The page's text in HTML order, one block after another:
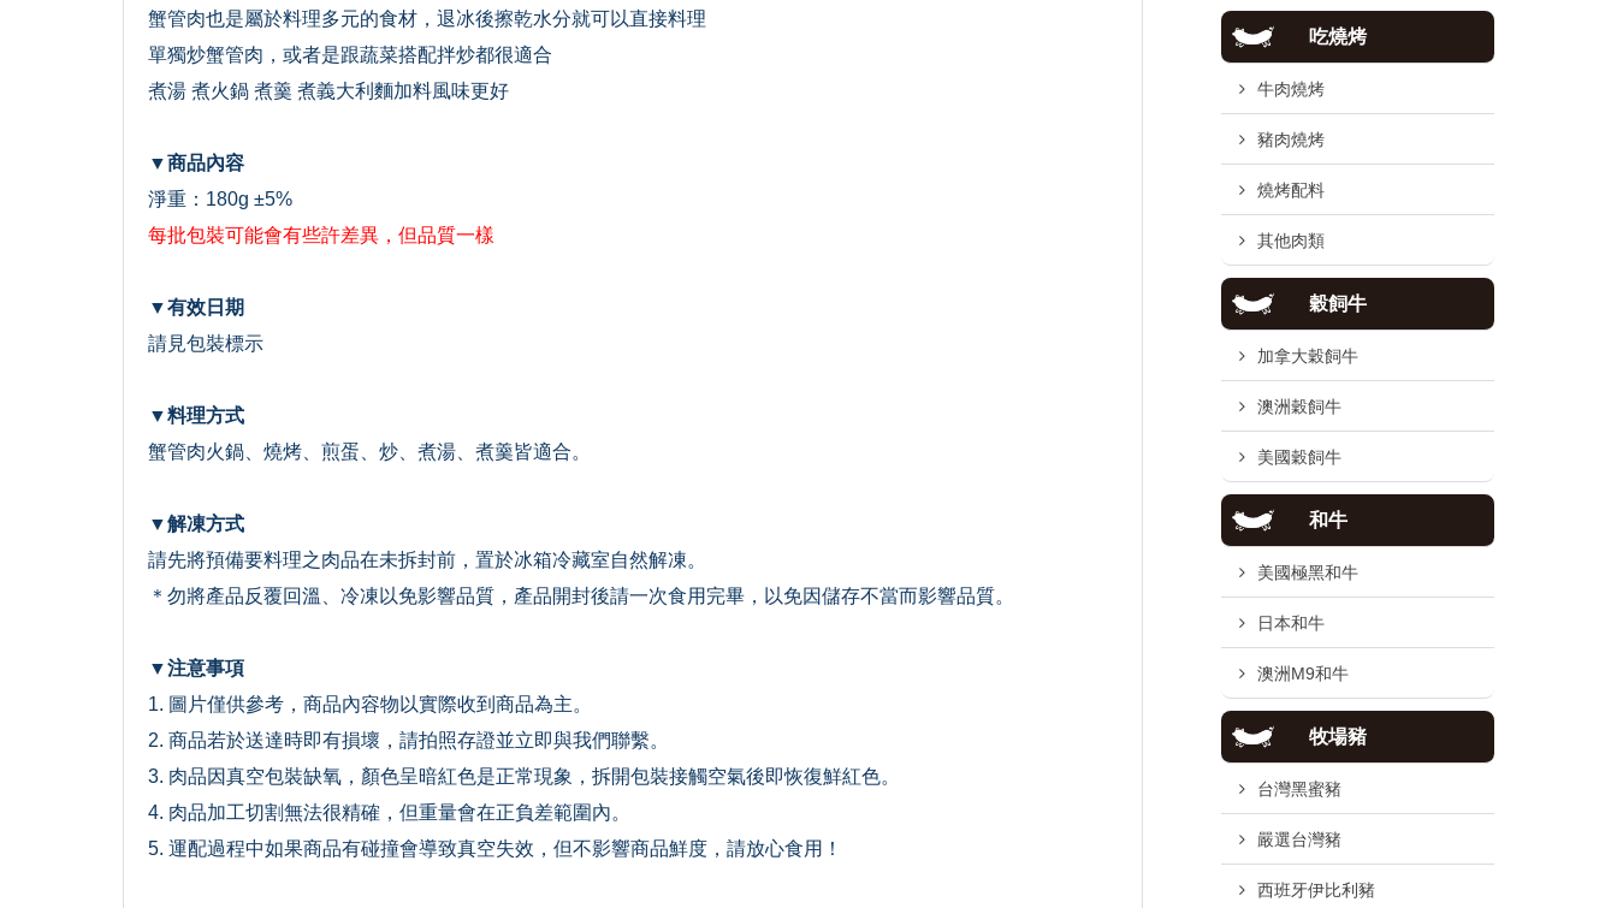
蟹管肉也是屬於料理多元的食材，退冰後擦乾水分就可以直接料理
單獨炒蟹管肉，或者是跟蔬菜搭配拌炒都很適合
煮湯 煮火鍋 煮羹 煮義大利麵加料風味更好
▼商品內容
淨重：180g ±5%
每批包裝可能會有些許差異，但品質一樣
▼有效日期
請見包裝標示
▼料理方式
蟹管肉火鍋、燒烤、煎蛋、炒、煮湯、煮羹皆適合。
▼解凍方式
請先將預備要料理之肉品在未拆封前，置於冰箱冷藏室自然解凍。
＊勿將產品反覆回溫、冷凍以免影響品質，產品開封後請一次食用完畢，以免因儲存不當而影響品質。
▼注意事項
1. 圖片僅供參考，商品內容物以實際收到商品為主。
2. 商品若於送達時即有損壞，請拍照存證並立即與我們聯繫。
3. 肉品因真空包裝缺氧，顏色呈暗紅色是正常現象，拆開包裝接觸空氣後即恢復鮮紅色。
4. 肉品加工切割無法很精確，但重量會在正負差範圍內。
5. 運配過程中如果商品有碰撞會導致真空失效，但不影響商品鮮度，請放心食用！
吃燒烤
牛肉燒烤
豬肉燒烤
燒烤配料
其他肉類
穀飼牛
加拿大穀飼牛
澳洲穀飼牛
美國穀飼牛
和牛
美國極黑和牛
日本和牛
澳洲M9和牛
牧場豬
台灣黑蜜豬
嚴選台灣豬
西班牙伊比利豬